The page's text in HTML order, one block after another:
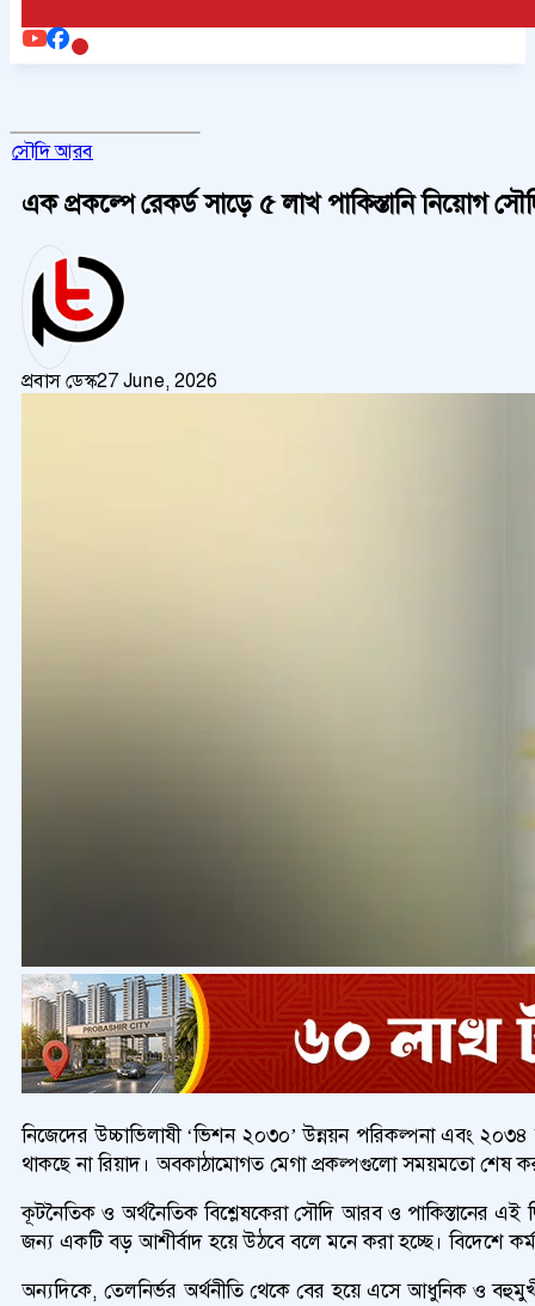
সৌদি আরব
এক প্রকল্পে রেকর্ড সাড়ে ৫ লাখ পাকিস্তানি নিয়োগ
প্রবাস ডেস্ক27 June, 2026
নিজেদের উচ্চাভিলাষী ‘ভিশন ২০৩০’ উন্নয়ন পরিকল্পনা এবং
থাকছে না রিয়াদ। অবকাঠামোগত মেগা প্রকল্পগুলো সময়মতো শেষ
কূটনৈতিক ও অর্থনৈতিক বিশ্লেষকেরা সৌদি আরব ও পাকিস্তানের এই
জন্য একটি বড় আশীর্বাদ হয়ে উঠবে বলে মনে করা হচ্ছে। বিদেশে
অন্যদিকে, তেলনির্ভর অর্থনীতি থেকে বের হয়ে এসে আধুনিক ও